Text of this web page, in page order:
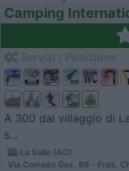
Camping
A 300 dal villaggio di
s...
La Salle (AO)
Via Corrado Gex, 86 - Fraz.